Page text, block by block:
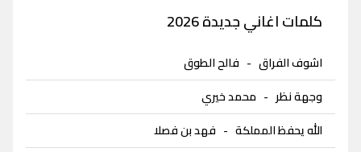
كلمات اغاني جديدة 2026
اشوف الفراق - فالح الطوق
وجهة نظر - محمد خيري
الله يحفظ المملكة - فهد بن فصلا